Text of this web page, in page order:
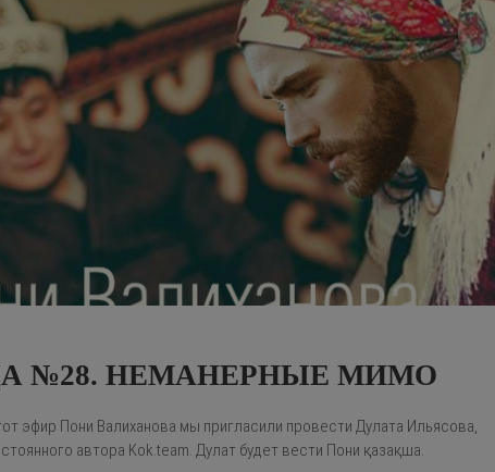
№28. НЕМАНЕРНЫЕ МИМО
эфир Пони Валиханова мы пригласили провести Дулата Ильясова,
автора Kok.team. Дулат будет вести Пони қазақша.